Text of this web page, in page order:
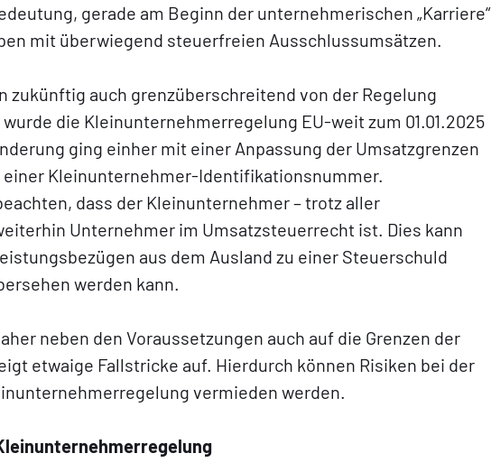
gerade am Beginn der unternehmerischen „Karriere“
mit überwiegend steuerfreien Ausschlussumsätzen.
zukünftig auch grenzüberschreitend von der Regelung
die Kleinunternehmerregelung EU-weit zum 01.01.2025
ging einher mit einer Anpassung der Umsatzgrenzen
einer Kleinunternehmer-Identifikationsnummer.
dass der Kleinunternehmer – trotz aller
Unternehmer im Umsatzsteuerrecht ist. Dies kann
aus dem Ausland zu einer Steuerschuld
werden kann.
neben den Voraussetzungen auch auf die Grenzen der
etwaige Fallstricke auf. Hierdurch können Risiken bei der
vermieden werden.